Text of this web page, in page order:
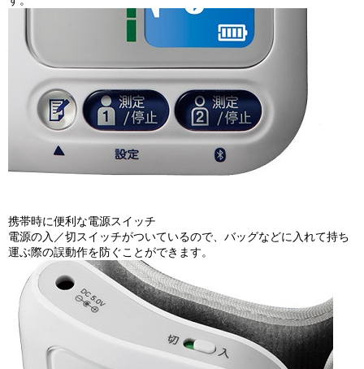
携帯時に便利な電源スイッチ
電源の入／切スイッチがついているので、バッグなどに入れて持ち
運ぶ際の誤動作を防ぐことができます。